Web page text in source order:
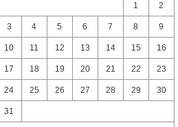
1 2
3 4 5 6 7 8 9
10 11 12 13 14 15 16
17 18 19 20 21 22 23
24 25 26 27 28 29 30
31